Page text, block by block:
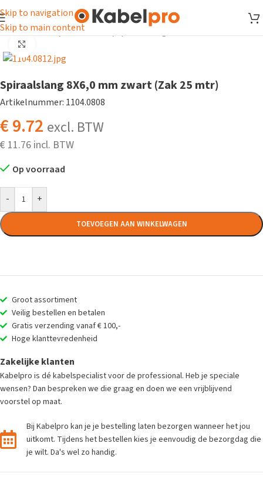
Skip to navigation
Skip to main content
Home/ Isolatie/Isolatiekous
Spiraalslang 8X6,0 mm zwart (Zak 25 mtr)
Artikelnummer: 1104.0808
€9.72 excl. BTW
€ 11.76
Op voorraad
- +
TOEVOEGEN AAN WINKELWAGEN
Groot assortiment
Veilig bestellen en betalen
Gratis verzending vanaf € 100,-
Hoge klanttevredenheid
Zakelijke klanten
Kabelpro is dé kabelspecialist voor de professional. Heb je speciale
wensen? Dan bespreken we die graag en doen we een vrijblijvend
voorstel op maat.
Bij Kabelpro kan je je bestelling laten bezorgen wanneer het jou
uitkomt. Tijdens het bestellen kies je eenvoudig de bezorgdag die
je wilt. Da's wel zo handig.